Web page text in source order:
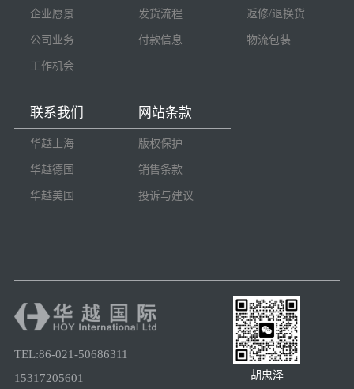
企业愿景
公司业务
工作机会
发货流程
付款信息
返修/退换货
物流包装
联系我们
华越上海
华越德国
华越美国
网站条款
版权保护
销售条款
投诉与建议
TEL:86-021-50686311
15317205601
胡忠泽